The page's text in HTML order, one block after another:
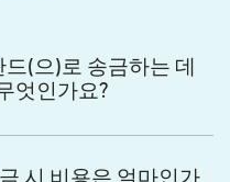
(으)로 송금하는 데
엇인가요?